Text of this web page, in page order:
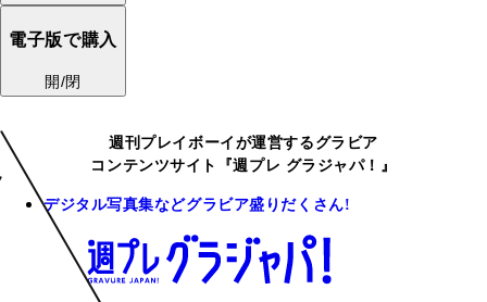
電子版で購入
開/閉
週刊プレイボーイが運営するグラビア
コンテンツサイト『週プレ グラジャパ！』
デジタル写真集などグラビア盛りだくさん!